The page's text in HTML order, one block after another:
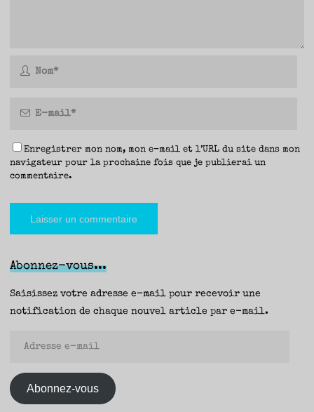
Enregistrer mon nom, mon e-mail et l’URL du site dans mon
navigateur pour la prochaine fois que je publierai un
commentaire.
Abonnez-vous...
Saisissez votre adresse e-mail pour recevoir une
notification de chaque nouvel article par e-mail.
mail
Abonnez-vous